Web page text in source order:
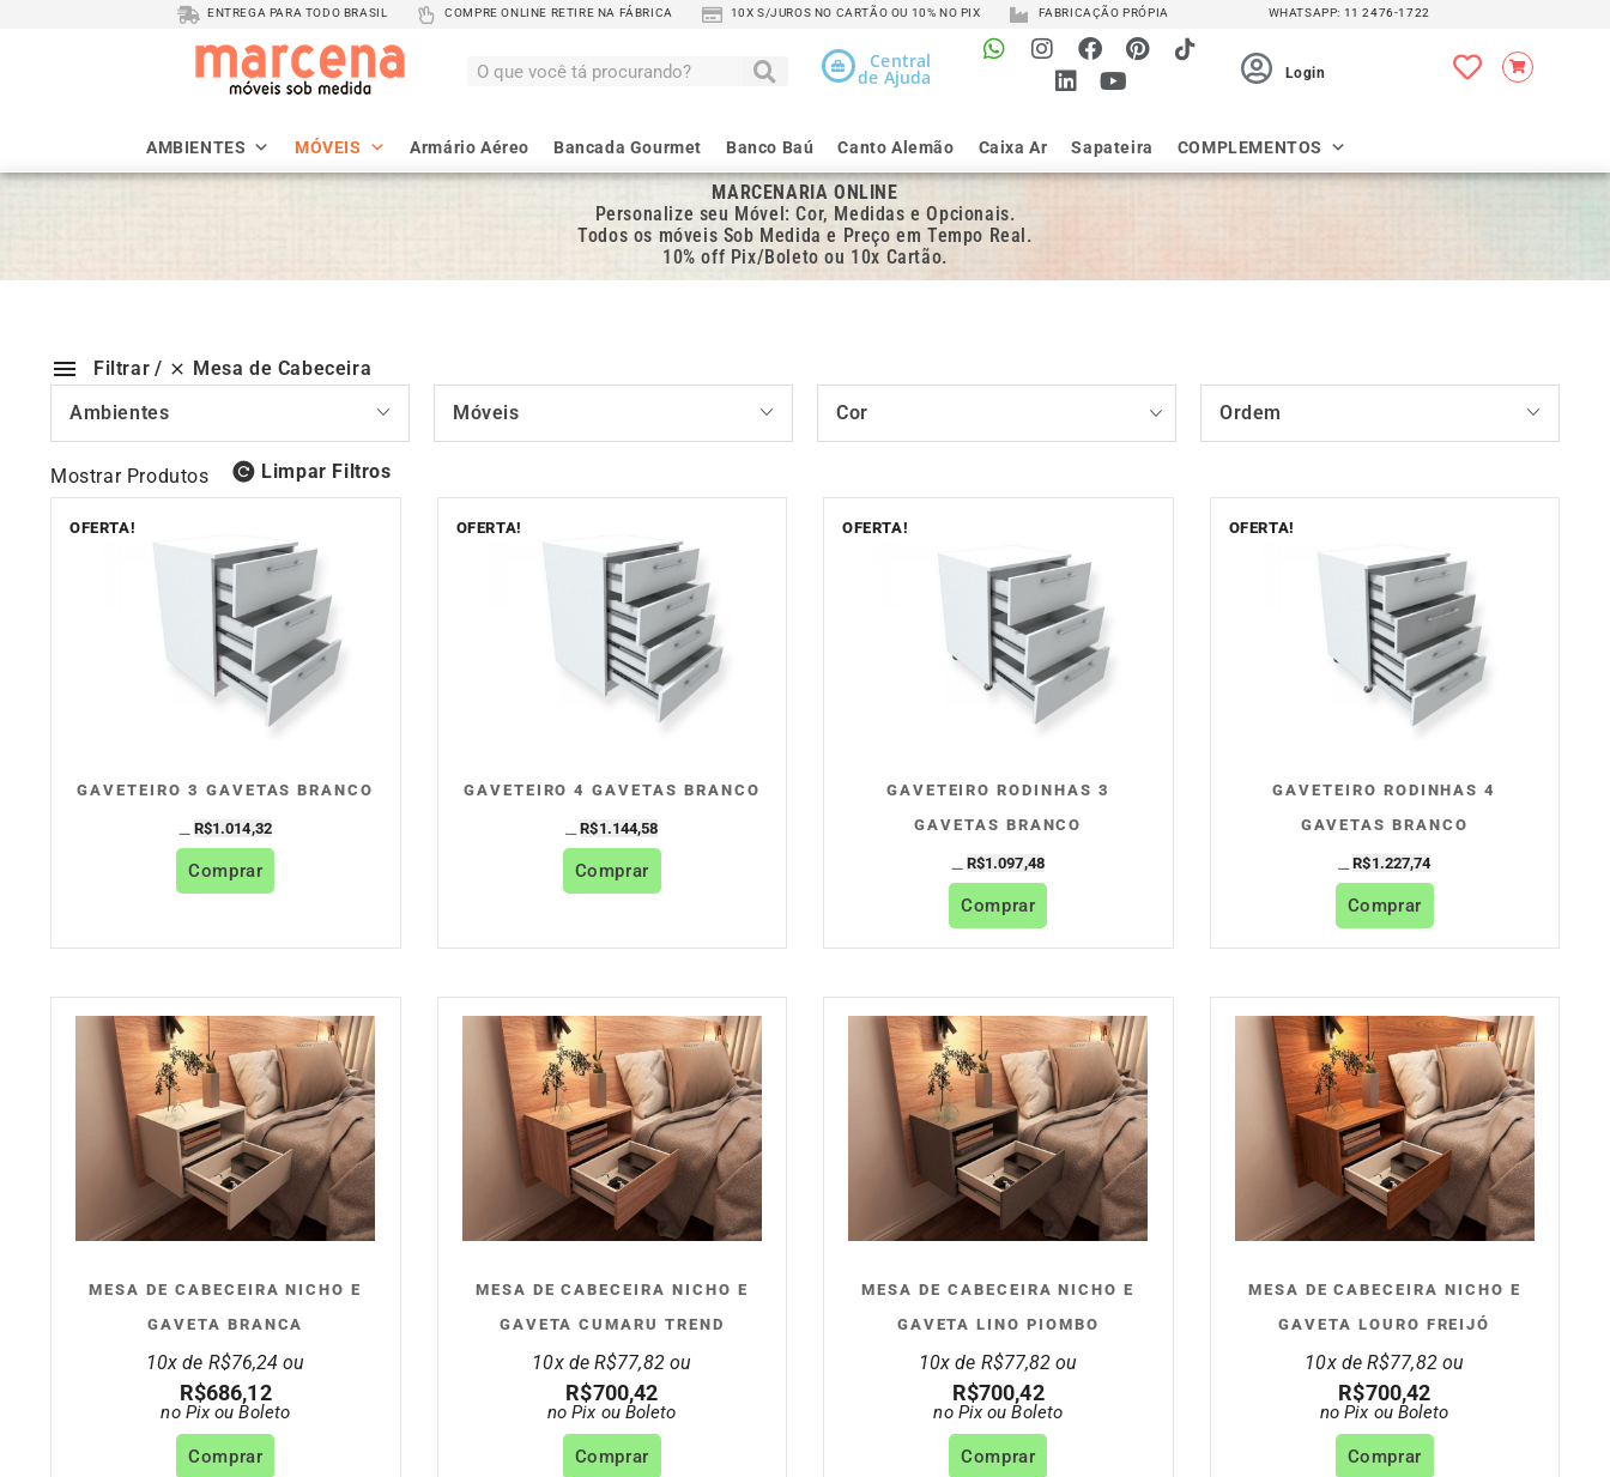
ENTREGA PARA TODO BRASIL COMPRE ONLINE RETIRE NA FÁBRICA 10X S/JUROS NO CARTÃO OU 10% NO PIX FABRICAÇÃO PRÓPIA WHATSAPP: 11 2476-1722
Central
de Ajuda Login
AMBIENTES MÓVEIS Armário Aéreo Bancada Gourmet Banco Baú Canto Alemão Caixa Ar Sapateira COMPLEMENTOS
MARCENARIA ONLINE
Personalize seu Móvel: Cor, Medidas e Opcionais.
Todos os móveis Sob Medida e Preço em Tempo Real.
10% off Pix/Boleto ou 10x Cartão.
Filtrar
Mesa de Cabeceira
Ambientes
Móveis Cor Ordem
Mostrar Produtos Limpar Filtros
OFERTA!
GAVETEIRO 3 GAVETAS BRANCO
R$1.014,32
Comprar
OFERTA!
GAVETEIRO 4 GAVETAS BRANCO
R$1.144,58
Comprar
OFERTA!
GAVETEIRO RODINHAS 3
GAVETAS BRANCO
R$1.097,48
Comprar
OFERTA!
GAVETEIRO RODINHAS 4
GAVETAS BRANCO
R$1.227,74
Comprar
MESA DE CABECEIRA NICHO E
GAVETA BRANCA
10x de R$76,24 ou
R$686,12
no Pix ou Boleto
Comprar
MESA DE CABECEIRA NICHO E
GAVETA CUMARU TREND
10x deR$77,82ou
R$700,42
no Pix ou Boleto
Comprar
MESA DE CABECEIRA NICHO E
GAVETA LINO PIOMBO
10x de R$77,82 ou
R$700,42
no Pix ou Boleto
Comprar
MESA DE CABECEIRA NICHO E
GAVETA LOURO FREIJÓ
10x deR$77,82ou
R$700,42
no Pix ou Boleto
Comprar